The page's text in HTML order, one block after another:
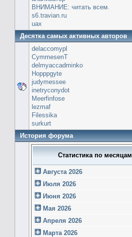
ВНИМАНИЕ: читать всем.
s6.travian.ru
uax
Десятка самых активных авторов
delaccomypl
CymmesenT
delmyaccadminko
Hopppgyte
judymessee
inetryconydot
Meerfinfose
lezmaf
Filessika
surkurt
История форума
Статистика по месяцам
Августа 2026
Июля 2026
Июня 2026
Мая 2026
Апреля 2026
Марта 2026